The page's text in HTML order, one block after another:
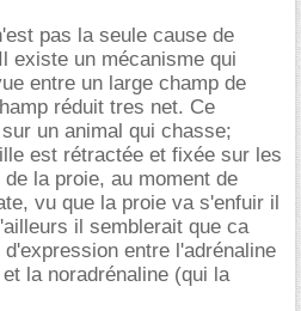
pas la seule cause de
existe un mécanisme qui
entre un large champ de
réduit tres net. Ce
un animal qui chasse;
est rétractée et fixée sur les
la proie, au moment de
vu que la proie va s'enfuir il
il semblerait que ca
entre l'adrénaline
la noradrénaline (qui la